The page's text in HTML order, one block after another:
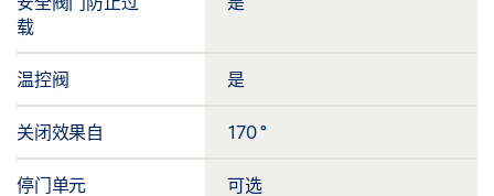
载
温控阀 是
关闭效果自 170 °
停门单元 可选